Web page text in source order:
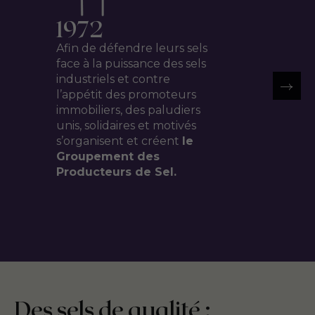
1972
Afin de défendre leurs sels
face à la puissance des sels
industriels et contre
l’appétit des promoteurs
immobiliers, des paludiers
unis, solidaires et motivés
s’organisent et créent le
Groupement des
Producteurs de Sel.
Des sels de qualité :